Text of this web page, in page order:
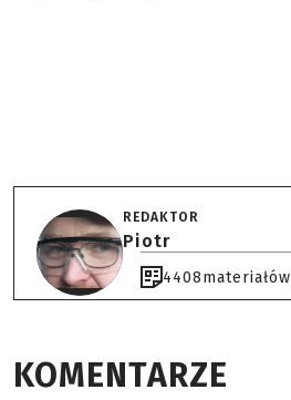
REDAKTOR
Piotr
4408materiałów
KOMENTARZE